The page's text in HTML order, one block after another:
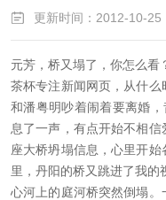
更新时间：2012-10-25
元芳，桥又塌了，你怎么看
茶杯专注新闻网页，从什
和潘粤明吵着闹着要离婚
息了一声，有点开始不相
座大桥坍塌信息，心里开
里，丹阳的桥又跳进了我的
心河上的庭河桥突然倒塌。